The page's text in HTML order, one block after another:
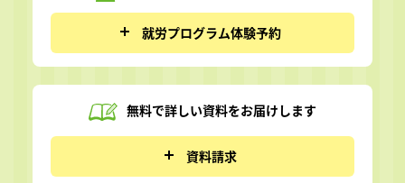
就労プログラム体験予約
無料で詳しい資料をお届けします
資料請求